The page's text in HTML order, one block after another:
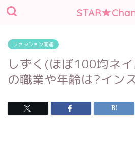
ファッション関連
しずく(ほぼ100均ネ
の職業や年齢は?イン